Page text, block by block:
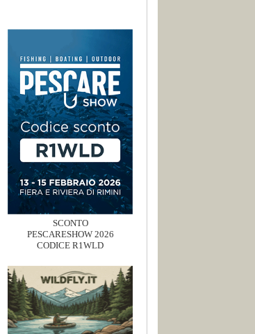
SCONTO
PESCARESHOW 2026
CODICE R1WLD